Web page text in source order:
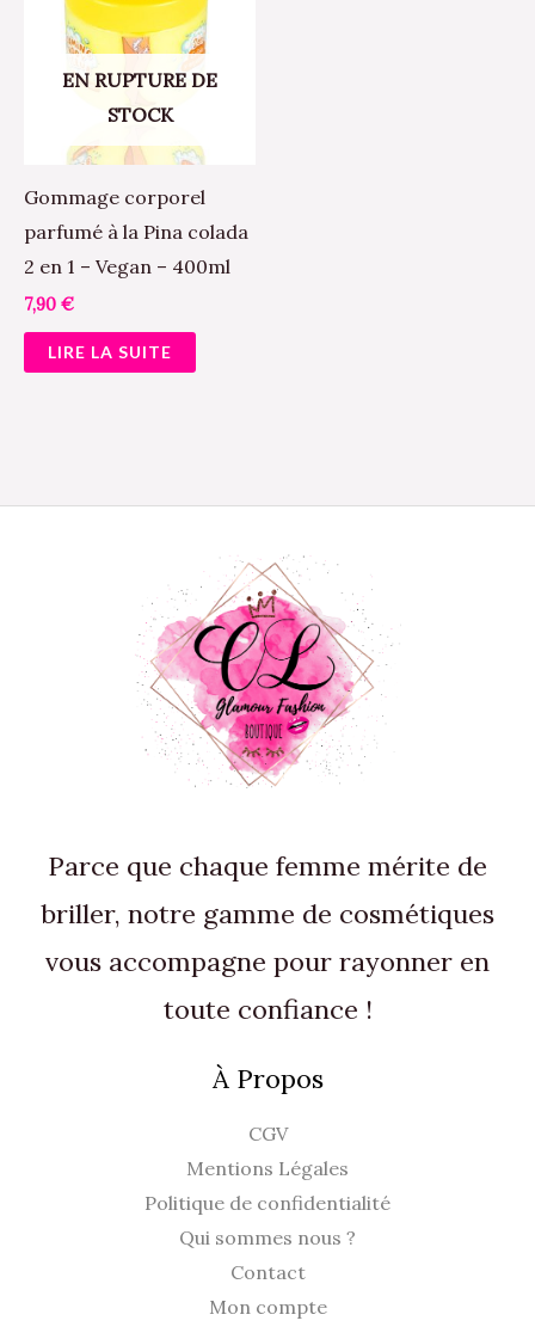
EN RUPTURE DE
STOCK
Gommage corporel
parfumé à la Pina colada
2 en 1 – Vegan – 400ml
7,90 €
LIRE LA SUITE
Parce que chaque femme mérite de
briller, notre gamme de cosmétiques
vous accompagne pour rayonner en
toute confiance !
À Propos
CGV
Mentions Légales
Politique de confidentialité
Qui sommes nous ?
Contact
Mon compte